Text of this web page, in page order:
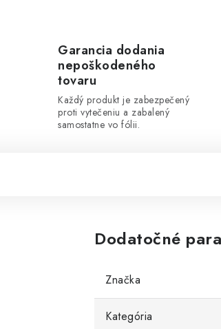
Garancia dodania
nepoškodeného
tovaru
Každý produkt je zabezpečený
proti vytečeniu a zabalený
samostatne vo fólii.
Dodatočné
Značka
Kategória